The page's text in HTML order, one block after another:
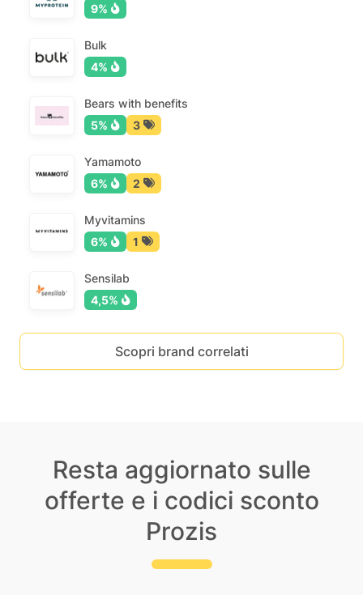
9%
Bulk
4%
Bears with benefits
5%
3
Yamamoto
6%
2
Myvitamins
6%
1
Sensilab
4,5%
Scopri brand correlati
Resta aggiornato sulle
offerte e i codici sconto
Prozis